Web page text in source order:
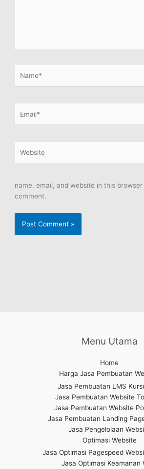
name, email, and website in this
comment.
Menu Utama
Home
Harga Jasa Pembuatan
Jasa Pembuatan LMS
Jasa Pembuatan Website
Jasa Pembuatan Website
Jasa Pembuatan Landing
Jasa Pengelolaan
Optimasi Website
Jasa Optimasi Pagespeed
Jasa Optimasi Keamanan